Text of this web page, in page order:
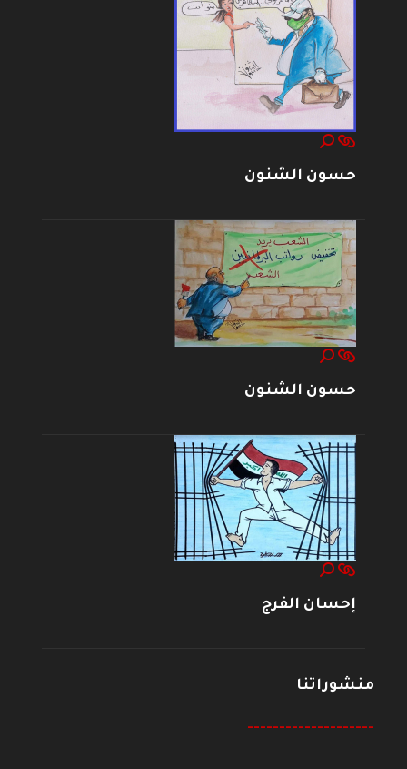
حسون الشنون
حسون الشنون
إحسان الفرج
منشوراتنا
--------------------